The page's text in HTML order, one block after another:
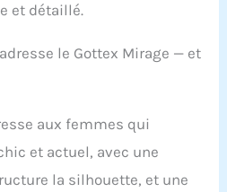
et détaillé.
le Gottex Mirage — et
aux femmes qui
et actuel, avec une
la silhouette, et une